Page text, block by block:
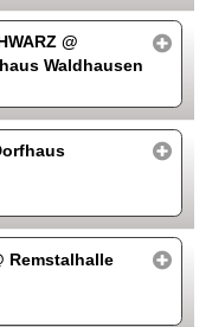
@
Waldhausen
Remstalhalle